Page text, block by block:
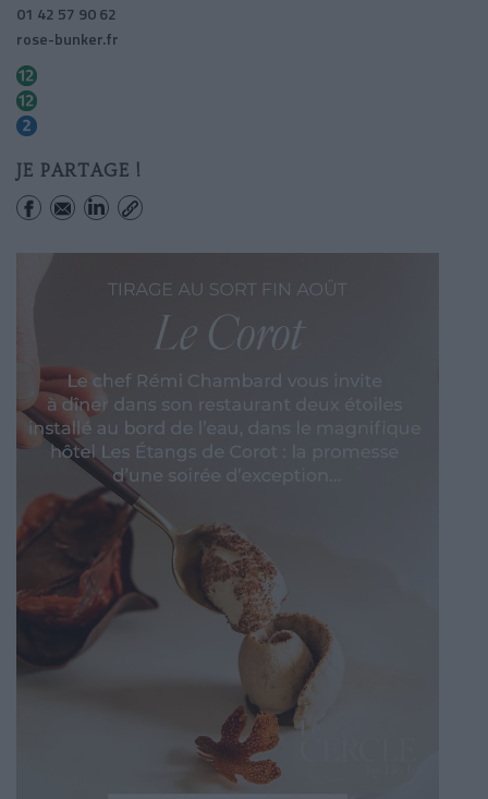
01 42 57 90 62
rose-bunker.fr
JE PARTAGE !